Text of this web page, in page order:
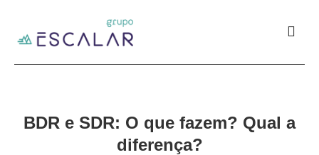
BDR e SDR: O que fazem? Qual a
diferença?